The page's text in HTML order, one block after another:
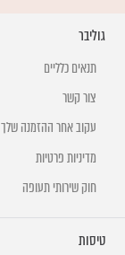
גוליבר
תנאים כלליים
צור קשר
עקוב אחר ההזמנה שלך
מדיניות פרטיות
חוק שירותי תעופה
טיסות